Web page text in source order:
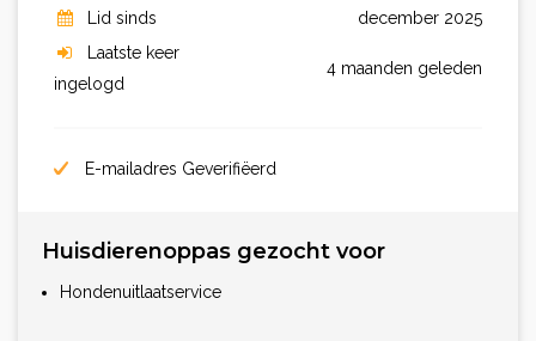
Lid sinds
december 2025
Laatste keer
ingelogd
4 maanden geleden
E-mailadres Geverifiëerd
Huisdierenoppas gezocht voor
Hondenuitlaatservice